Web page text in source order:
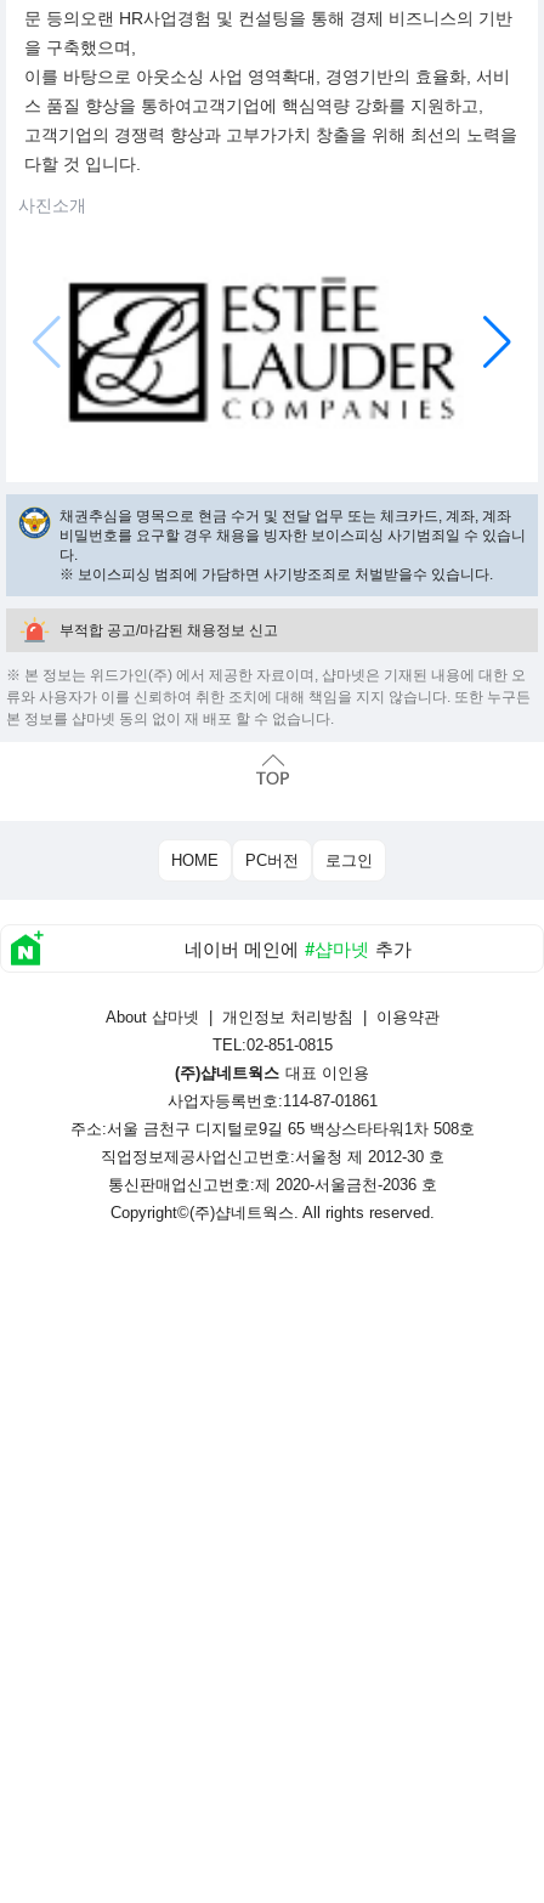
문 등의오랜 HR사업경험 및 컨설팅을 통해 경제 비즈니스의 기반
을 구축했으며,
이를 바탕으로 아웃소싱 사업 영역확대, 경영기반의 효율화, 서비
스 품질 향상을 통하여고객기업에 핵심역량 강화를 지원하고,
고객기업의 경쟁력 향상과 고부가가치 창출을 위해 최선의 노력을
다할 것 입니다.
사진소개
채권추심을 명목으로 현금 수거 및 전달 업무 또는 체크카드, 계좌, 계좌
비밀번호를 요구할 경우 채용을 빙자한 보이스피싱 사기범죄일 수 있습니
다.
※ 보이스피싱 범죄에 가담하면 사기방조죄로 처벌받을수 있습니다.
부적합 공고/마감된 채용정보 신고
※ 본 정보는 위드가인(주) 에서 제공한 자료이며, 샵마넷은 기재된 내용에 대한 오
류와 사용자가 이를 신뢰하여 취한 조치에 대해 책임을 지지 않습니다. 또한 누구든
본 정보를 샵마넷 동의 없이 재 배포 할 수 없습니다.
HOME PC버전 로그인
네이버 메인에 #샵마넷 추가
About 샵마넷 개인정보 처리방침
이용약관
TEL:02-851-0815
(주)샵네트웍스 대표 이인용
사업자등록번호:114-87-01861
주소:서울 금천구 디지털로9길 65 백상스타타워1차 508호
직업정보제공사업신고번호:서울청 제 2012-30 호
통신판매업신고번호:제 2020-서울금천-2036 호
Copyright©(주)샵네트웍스 . All rights reserved.